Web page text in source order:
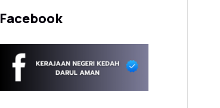
Facebook